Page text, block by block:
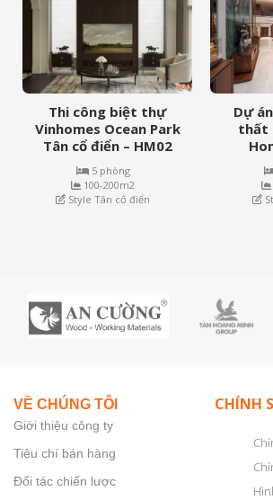
Thi công biệt thự
Vinhomes Ocean Park
Tân cổ điển – HM02
5 phòng
100-200m2
Style Tân cổ điển
Dự
thất
VỀ CHÚNG TÔI
Giới thiệu công ty
Tiêu chí bán hàng
Đối tác chiến lược
CHÍNH